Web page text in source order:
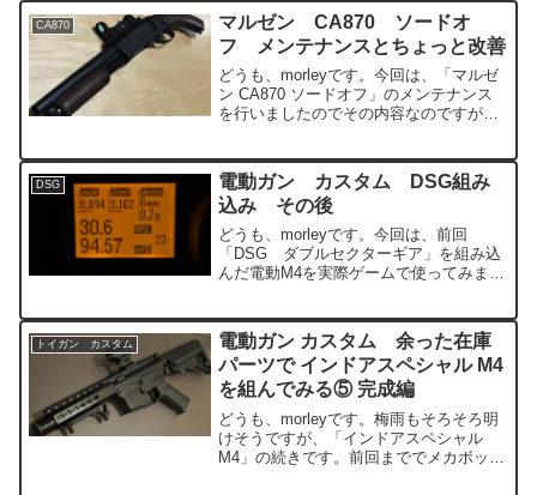
くのですが、まずは電動ガンの心臓部で
あるメカボックス...
CA870
マルゼン CA870 ソードオ
フ メンテナンスとちょっと改善
どうも、morleyです。今回は、「マルゼ
ン CA870 ソードオフ」のメンテナンス
を行いましたのでその内容なのですが、
き、メインの電動M4にトラブルがあった
時のため...
DSG
電動ガン カスタム DSG組み
込み その後
どうも、morleyです。今回は、前回
「DSG ダブルセクターギア」を組み込
んだ電動M4を実際ゲームで使ってみまし
入する前に小変更をしたので合わせて報
告です。ゲーム参...
トイガン カスタム
電動ガン カスタム 余った在庫
パーツで インドアスペシャル M4
を組んでみる⑤ 完成編
どうも、morleyです。梅雨もそろそろ明
けそうですが、「インドアスペシャル
M4」の続きです。前回まででメカボック